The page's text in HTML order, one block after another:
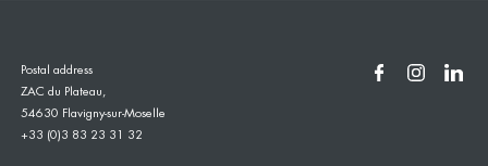
Postal address
ZAC du Plateau,
54630 Flavigny-sur-Moselle
+33 (0)3 83 23 31 32